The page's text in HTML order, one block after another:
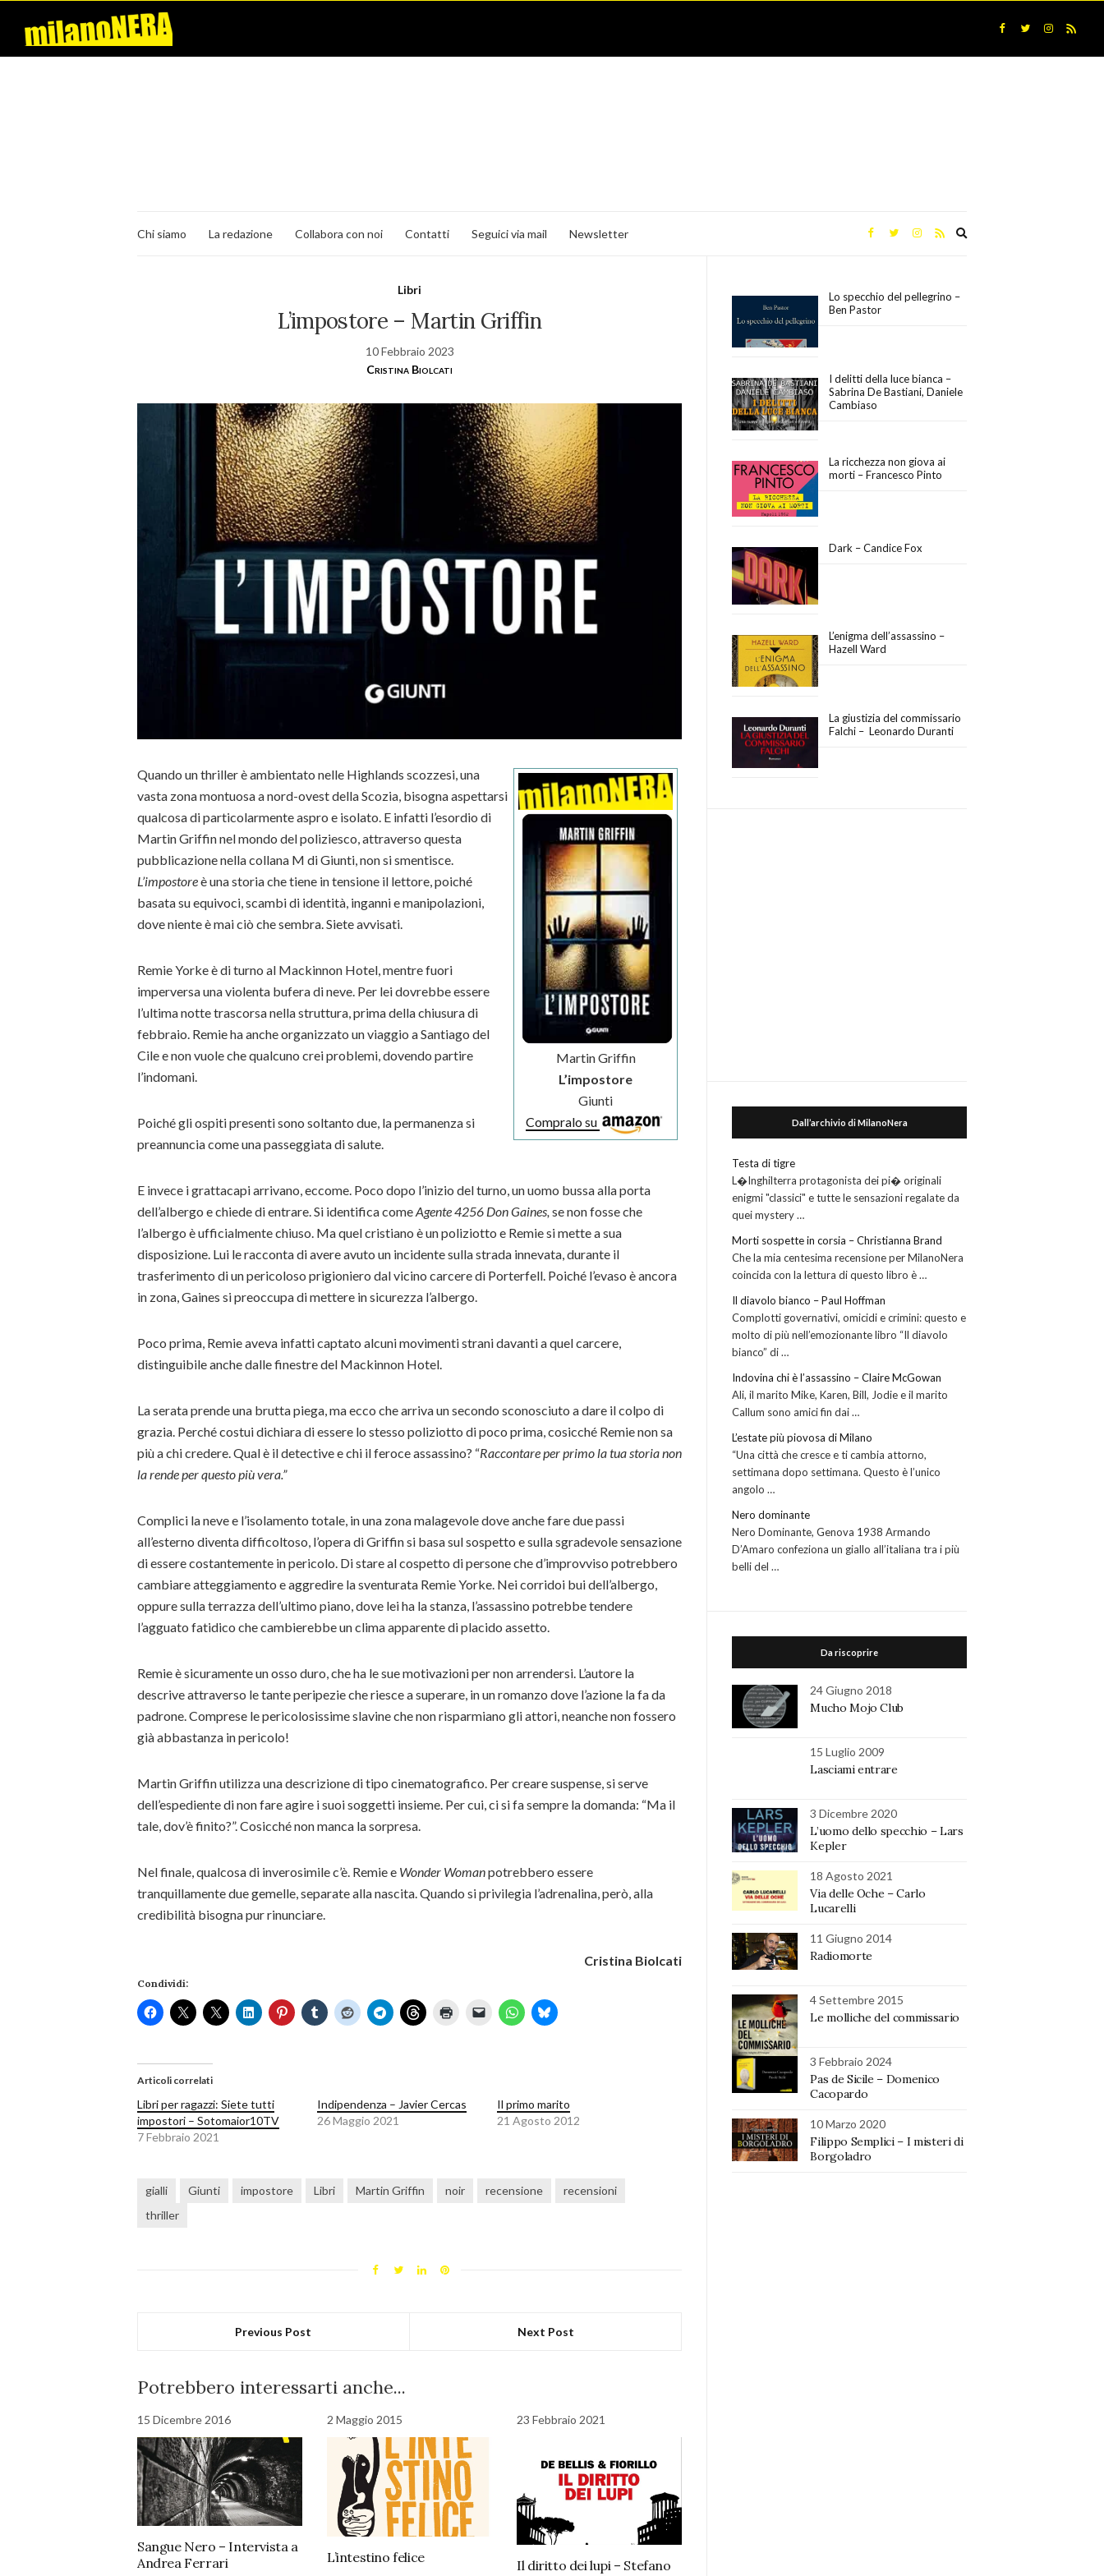
Chi siamo La redazione Collabora con noi Contatti Seguici via mail Newsletter
Libri
L’impostore – Martin Griffin
10 Febbraio 2023
Cristina Biolcati
Martin Griffin
L’impostore
Giunti
Compralo su
Quando un thriller è ambientato nelle Highlands scozzesi, una
vasta zona montuosa a nord-ovest della Scozia, bisogna aspettarsi
qualcosa di particolarmente aspro e isolato. E infatti l’esordio di
Martin Griffin nel mondo del poliziesco, attraverso questa
pubblicazione nella collana M di Giunti, non si smentisce.
L’impostoreè una storia che tiene in tensione il lettore, poiché
basata su equivoci, scambi di identità, inganni e manipolazioni,
dove niente è mai ciò che sembra. Siete avvisati.
Remie Yorke è di turno al Mackinnon Hotel, mentre fuori
imperversa una violenta bufera di neve. Per lei dovrebbe essere
l’ultima notte trascorsa nella struttura, prima della chiusura di
febbraio. Remie ha anche organizzato un viaggio a Santiago del
Cile e non vuole che qualcuno crei problemi, dovendo partire
l’indomani.
Poiché gli ospiti presenti sono soltanto due, la permanenza si
preannuncia come una passeggiata di salute.
E invece i grattacapi arrivano, eccome. Poco dopo l’inizio del turno, un uomo bussa alla porta
dell’albergo e chiede di entrare. Si identifica comeAgente 4256 Don Gaines, se non fosse che
l’albergo è ufficialmente chiuso. Ma quel cristiano è un poliziotto e Remie si mette a sua
disposizione. Lui le racconta di avere avuto un incidente sulla strada innevata, durante il
trasferimento di un pericoloso prigioniero dal vicino carcere di Porterfell. Poiché l’evaso è ancora
in zona, Gaines si preoccupa di mettere in sicurezza l’albergo.
Poco prima, Remie aveva infatti captato alcuni movimenti strani davanti a quel carcere,
distinguibile anche dalle finestre del Mackinnon Hotel.
La serata prende una brutta piega, ma ecco che arriva un secondo sconosciuto a dare il colpo di
grazia. Perché costui dichiara di essere lo stesso poliziotto di poco prima, cosicché Remie non sa
più a chi credere. Qual è il detective e chi il feroce assassino? “Raccontare per primo la tua storia non
la rende per questo più vera.”
Complici la neve e l’isolamento totale, in una zona malagevole dove anche fare due passi
all’esterno diventa difficoltoso, l’opera di Griffin si basa sul sospetto e sulla sgradevole sensazione
di essere costantemente in pericolo. Di stare al cospetto di persone che d’improvviso potrebbero
cambiare atteggiamento e aggredire la sventurata Remie Yorke. Nei corridoi bui dell’albergo,
oppure sulla terrazza dell’ultimo piano, dove lei ha la stanza, l’assassino potrebbe tendere
l’agguato fatidico che cambierebbe un clima apparente di placido assetto.
Remie è sicuramente un osso duro, che ha le sue motivazioni per non arrendersi. L’autore la
descrive attraverso le tante peripezie che riesce a superare, in un romanzo dove l’azione la fa da
padrone. Comprese le pericolosissime slavine che non risparmiano gli attori, neanche non fossero
già abbastanza in pericolo!
Martin Griffin utilizza una descrizione di tipo cinematografico. Per creare suspense, si serve
dell’espediente di non fare agire i suoi soggetti insieme. Per cui, ci si fa sempre la domanda: “Ma il
tale, dov’è finito?”. Cosicché non manca la sorpresa.
Nel finale, qualcosa di inverosimile c’è. Remie e Wonder Womanpotrebbero essere
tranquillamente due gemelle, separate alla nascita. Quando si privilegia l’adrenalina, però, alla
credibilità bisogna pur rinunciare.
Cristina Biolcati
Condividi:
Articoli correlati
Libri per ragazzi: Siete tutti
impostori – Sotomaior10TV
7 Febbraio 2021
Indipendenza – Javier Cercas
26 Maggio 2021
Il primo marito
21 Agosto 2012
gialli Giunti impostore Libri Martin Griffin noir recensione
recensioni
thriller
Previous Post Next Post
Potrebbero interessarti anche...
15 Dicembre 2016
Sangue Nero – Intervista a
Andrea Ferrari
2 Maggio 2015
L’intestino felice
23 Febbraio 2021
Il diritto dei lupi – Stefano
Lo specchio del pellegrino –
Ben Pastor
I delitti della luce bianca –
Sabrina De Bastiani, Daniele
Cambiaso
La ricchezza non giova ai
morti – Francesco Pinto
Dark – Candice Fox
L’enigma dell’assassino –
Hazell Ward
La giustizia del commissario
Falchi – Leonardo Duranti
Dall’archivio di MilanoNera
Testa di tigre
L�Inghilterra protagonista dei pi� originali
enigmi "classici" e tutte le sensazioni regalate da
quei mystery …
Morti sospette in corsia – Christianna Brand
Che la mia centesima recensione per MilanoNera
coincida con la lettura di questo libro è …
Il diavolo bianco – Paul Hoffman
Complotti governativi, omicidi e crimini: questo e
molto di più nell’emozionante libro “Il diavolo
bianco” di …
Indovina chi è l’assassino – Claire McGowan
Ali, il marito Mike, Karen, Bill, Jodie e il marito
Callum sono amici fin dai …
L’estate più piovosa di Milano
“Una città che cresce e ti cambia attorno,
settimana dopo settimana. Questo è l’unico
angolo …
Nero dominante
Nero Dominante, Genova 1938 Armando
D’Amaro confeziona un giallo all’italiana tra i più
belli del …
Da riscoprire
24 Giugno 2018
Mucho Mojo Club
15 Luglio 2009
Lasciami entrare
3 Dicembre 2020
L’uomo dello specchio – Lars
Kepler
18 Agosto 2021
Via delle Oche – Carlo
Lucarelli
11 Giugno 2014
Radiomorte
4 Settembre 2015
Le molliche del commissario
3 Febbraio 2024
Pas de Sicile – Domenico
Cacopardo
10 Marzo 2020
Filippo Semplici – I misteri di
Borgoladro